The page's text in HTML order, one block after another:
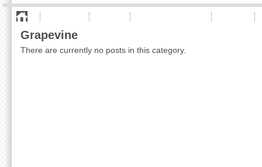
Grapevine
There are currently no posts in this category.